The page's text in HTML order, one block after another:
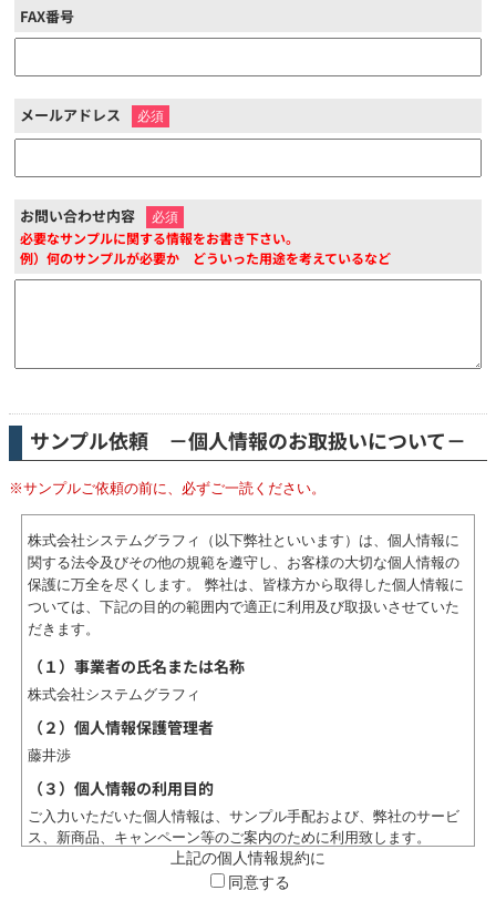
FAX番号
メールアドレス ※
お問い合わせ内容 ※
必要なサンプルに関する情報をお書き下さい。
例）何のサンプルが必要か どういった用途を考えているなど
サンプル依頼 －個人情報のお取扱いについて－
※サンプルご依頼の前に、必ずご一読ください。
株式会社システムグラフィ（以下弊社といいます）は、個人情報に
関する法令及びその他の規範を遵守し、お客様の大切な個人情報の
保護に万全を尽くします。 弊社は、皆様方から取得した個人情報に
ついては、下記の目的の範囲内で適正に利用及び取扱いさせていた
だきます。
（１）事業者の氏名または名称
株式会社システムグラフィ
（２）個人情報保護管理者
藤井渉
（３）個人情報の利用目的
ご入力いただいた個人情報は、サンプル手配および、弊社のサービ
ス、新商品、キャンペーン等のご案内のために利用致します。
（４）個人情報の第三者提供について
上記の個人情報規約に
同意する